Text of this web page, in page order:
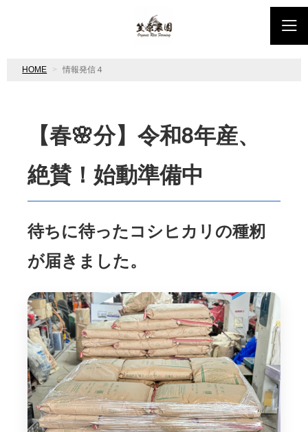
HOME 情報発信４
【春🌸分】令和8年産、
絶賛！始動準備中
待ちに待ったコシヒカリの種籾
が届きました。